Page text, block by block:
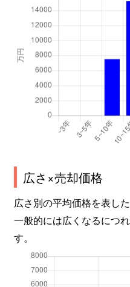
広さ×売却価格
広さ別の平均価格を表した
一般的には広くなるにつ
す。